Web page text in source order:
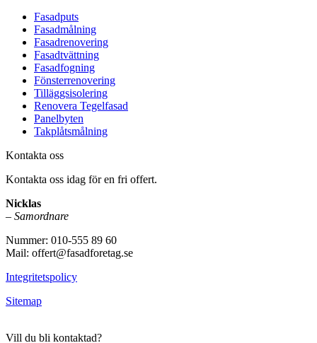
Fasadputs
Fasadmålning
Fasadrenovering
Fasadtvättning
Fasadfogning
Fönsterrenovering
Tilläggsisolering
Renovera Tegelfasad
Panelbyten
Takplåtsmålning
Kontakta oss
Kontakta oss idag för en fri offert.
Nicklas
– Samordnare
Nummer: 010-555 89 60
Mail: offert@fasadforetag.se
Integritetspolicy
Sitemap
Vill du bli kontaktad?